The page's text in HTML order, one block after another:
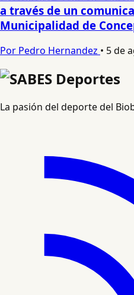
a través de un
Municipalidad de
Por Pedro Hernandez • 5 de
La pasión del deporte del